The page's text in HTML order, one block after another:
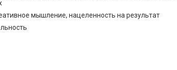
мышление, нацеленность на результат